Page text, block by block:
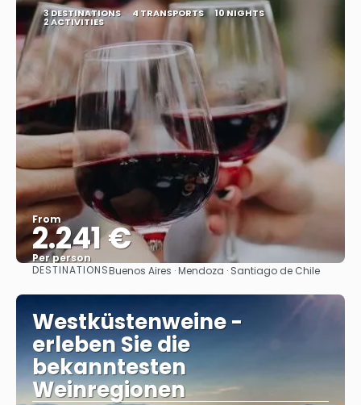
3 DESTINATIONS 4 TRANSPORTS 10 NIGHTS
2 ACTIVITIES
From
2.241 €
Per person
See
DESTINATIONSBuenos Aires · Mendoza · Santiago de Chile
Westküstenweine -
erleben Sie die
bekanntesten
Weinregionen